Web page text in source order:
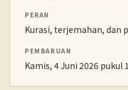
PERAN
Kurasi, terjemahan, dan
PEMBARUAN
Kamis, 4 Juni 2026 pukul